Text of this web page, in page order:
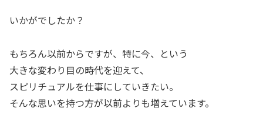
いかがでしたか？
もちろん以前からですが、特に今、という
大きな変わり目の時代を迎えて、
スピリチュアルを仕事にしていきたい。
そんな思いを持つ方が以前よりも増えています。